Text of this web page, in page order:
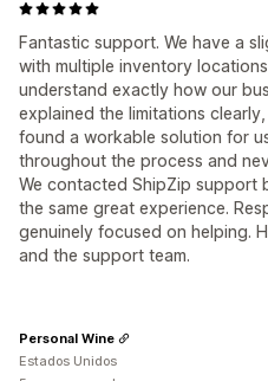
Fantastic support. We have a
with multiple inventory
understand exactly how our
explained the limitations
found a workable solution for
throughout the process and
We contacted ShipZip support
the same great experience.
genuinely focused on helping.
and the support team.
Personal Wine
Estados Unidos